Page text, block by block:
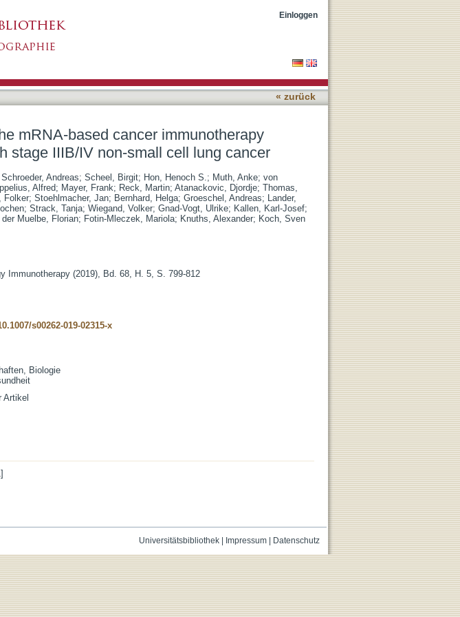
CV9201 in patients with stageEinloggen
« zurück
mRNA-based cancer immunotherapy
stage IIIB/IV non-small cell lung cancer
Schroeder, Andreas; Scheel, Birgit; Hon, Henoch S.; Muth, Anke; von
Alfred; Mayer, Frank; Reck, Martin; Atanackovic, Djordje; Thomas,
Folker; Stoehlmacher, Jan; Bernhard, Helga; Groeschel, Andreas; Lander,
; Strack, Tanja; Wiegand, Volker; Gnad-Vogt, Ulrike; Kallen, Karl-Josef;
Muelbe, Florian; Fotin-Mleczek, Mariola; Knuths, Alexander; Koch, Sven
Immunotherapy (2019), Bd. 68, H. 5, S. 799-812
s00262-019-02315-x
Biologie
Artikel
Universitätsbibliothek| Impressum| Datenschutz